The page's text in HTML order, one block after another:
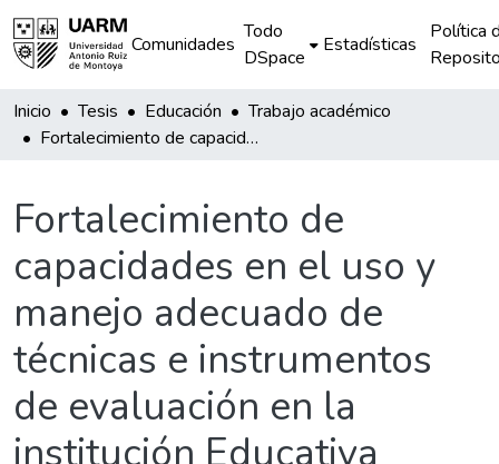
Comunidades
Todo
DSpace
Estadísticas
Política
Inicio Tesis Educación
Trabajo académico
Fortalecimiento de capacidades en el uso y manejo adecuado de técnicas e instrumentos de evaluación en la institución Educativa 56417 de Labraco
Fortalecimiento de
capacidades en el uso y
manejo adecuado de
técnicas e instrumentos
de evaluación en la
institución Educativa